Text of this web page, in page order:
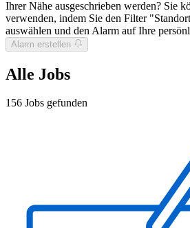
Ihrer Nähe ausgeschrieben werden? Sie
verwenden, indem Sie den Filter
auswählen und den Alarm auf Ihre
Alarm erstellen
Alle Jobs
156 Jobs gefunden